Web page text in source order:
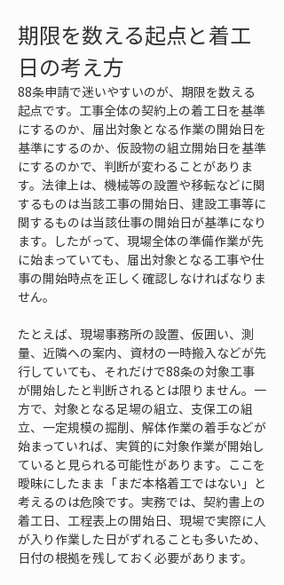
期限を数える起点と着工
日の考え方
88条申請で迷いやすいのが、期限を数える
起点です。工事全体の契約上の着工日を基準
にするのか、届出対象となる作業の開始日を
基準にするのか、仮設物の組立開始日を基準
にするのかで、判断が変わることがありま
す。法律上は、機械等の設置や移転などに関
するものは当該工事の開始日、建設工事等に
関するものは当該仕事の開始日が基準になり
ます。したがって、現場全体の準備作業が先
に始まっていても、届出対象となる工事や仕
事の開始時点を正しく確認しなければなりま
せん。
たとえば、現場事務所の設置、仮囲い、測
量、近隣への案内、資材の一時搬入などが先
行していても、それだけで88条の対象工事
が開始したと判断されるとは限りません。一
方で、対象となる足場の組立、支保工の組
立、一定規模の掘削、解体作業の着手などが
始まっていれば、実質的に対象作業が開始し
ていると見られる可能性があります。ここを
曖昧にしたまま「まだ本格着工ではない」と
考えるのは危険です。実務では、契約書上の
着工日、工程表上の開始日、現場で実際に人
が入り作業した日がずれることも多いため、
日付の根拠を残しておく必要があります。